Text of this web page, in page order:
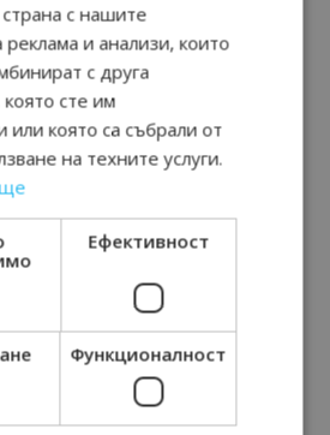
картичка от…”: Пловдив, градът на
23/06/2026 10:00
картичка от…”: Перник – град на
културата и вдъхновяващите...
17/06/2026 09:01
с нашите
реклама и анализи, които
с друга
сте им
или която са събрали от
на техните услуги.
Ефективност
Функционалност